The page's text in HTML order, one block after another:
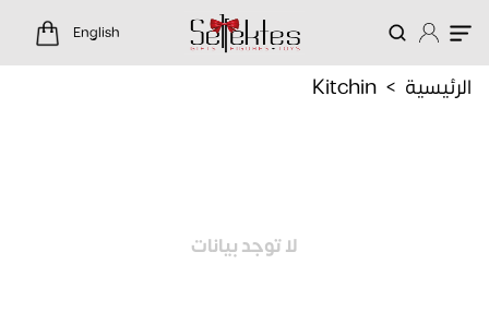
English
الرئيسية >
Kitchin
لا توجد بيانات